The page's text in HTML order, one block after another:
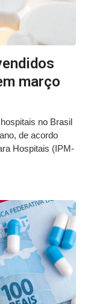
março
no Brasil
de acordo
Hospitais (IPM-